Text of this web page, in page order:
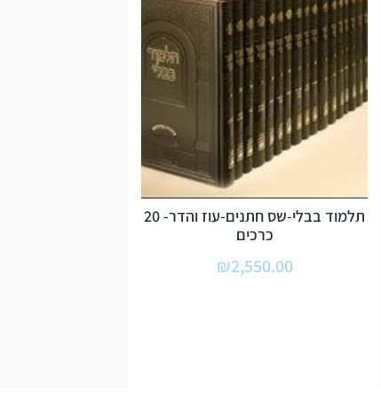
תלמוד בבלי-שס חתנים-עוז והדר- 20
כרכים
₪2,550.00